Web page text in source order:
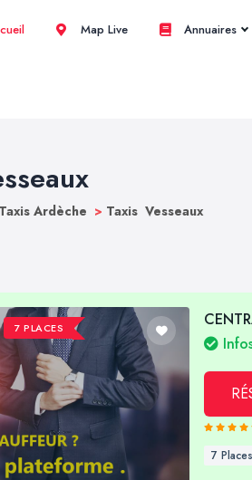
Map Live Annuaires
Taxis Ardèche > Taxis Vesseaux
7 PLACES
7 Places